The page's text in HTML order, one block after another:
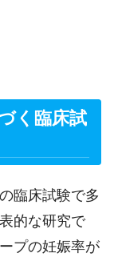
く臨床試
臨床試験で多
的な研究で
プの妊娠率が